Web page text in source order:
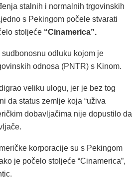
stalnih i normalnih trgovinskih
s Pekingom počele stvarati
stoljeće “Cinamerica”.
odluku kojom je
odnosa (PNTR) s Kinom.
veliku ulogu, jer je bez tog
da status zemlje koja “uživa
dobavljačima nije dopustilo da
korporacije su s Pekingom
je počelo stoljeće “Cinamerica”,